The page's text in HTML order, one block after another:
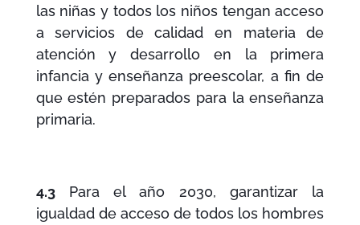
las niñas y todos los niños tengan acceso
a servicios de calidad en materia de
atención y desarrollo en la primera
infancia y enseñanza preescolar, a fin de
que estén preparados para la enseñanza
primaria.
4.3Para el año 2030, garantizar la
igualdad de acceso de todos los hombres